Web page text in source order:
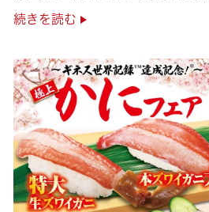
是非お越しください✨
続きを読む